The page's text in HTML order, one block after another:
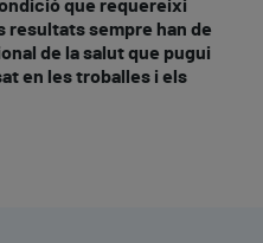
que requereixi
resultats sempre han de
de la salut que pugui
en les troballes i els